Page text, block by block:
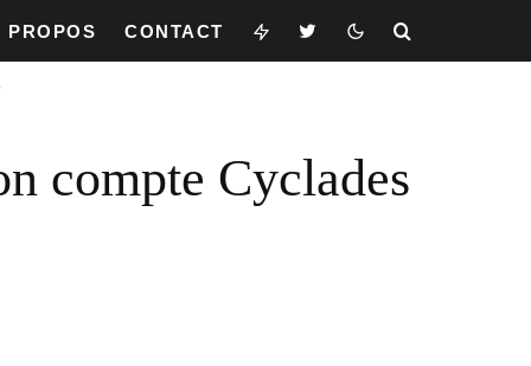
PROPOS CONTACT
compte Cyclades